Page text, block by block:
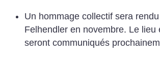
Un hommage collectif sera
Felhendler en novembre. Le lieu
seront communiqués